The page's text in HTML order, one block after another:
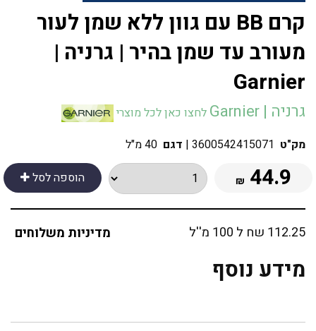
קרם BB עם גוון ללא שמן לעור
מעורב עד שמן בהיר | גרניה |
Garnier
גרניה | Garnier
לחצו כאן לכל מוצרי
מק"ט 3600542415071
| דגם 40 מ"ל
הוספה לסל
44.9
₪
112.25 שח ל 100 מ''ל מדיניות משלוחים
מידע נוסף